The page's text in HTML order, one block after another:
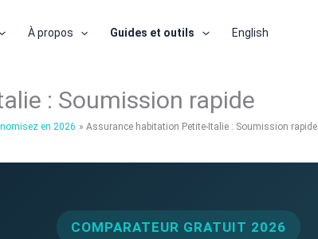
À propos Guides et outils English
: Soumission rapide
en 2026 Assurance habitation Petite-Italie : Soumission rapide
COMPARATEUR GRATUIT 2026